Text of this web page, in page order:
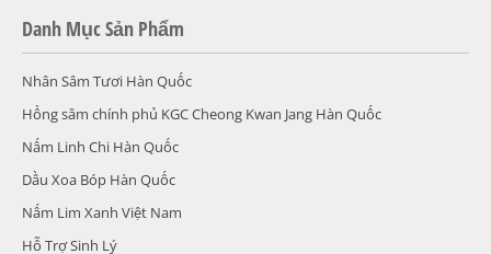
Danh Mục Sản Phẩm
Nhân Sâm Tươi Hàn Quốc
Hồng sâm chính phủ KGC Cheong Kwan Jang Hàn Quốc
Nấm Linh Chi Hàn Quốc
Dầu Xoa Bóp Hàn Quốc
Nấm Lim Xanh Việt Nam
Hỗ Trợ Sinh Lý